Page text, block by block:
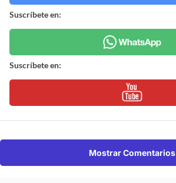
Suscríbete en:
Suscríbete en:
Mostrar Comentarios